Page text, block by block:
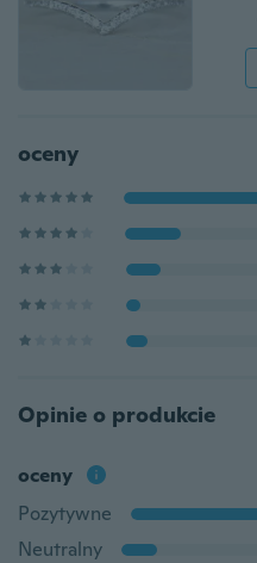
oceny
Opinie o produkcie
oceny
Pozytywne
Neutralny